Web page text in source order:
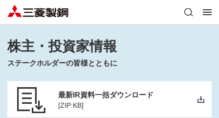
株主・投資家情報
ステークホルダーの皆様とともに
最新IR資料一括ダウンロード
[ZIP:KB]